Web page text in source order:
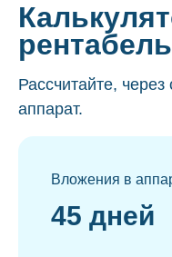
Рассчитайте,
аппарат.
Вложения в
45 дней